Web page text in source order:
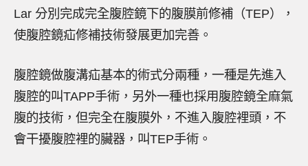
Lar 分別完成完全腹腔鏡下的腹膜前修補（TEP），
使腹腔鏡疝修補技術發展更加完善。
腹腔鏡做腹溝疝基本的術式分兩種，一種是先進入
腹腔的叫TAPP手術，另外一種也採用腹腔鏡全麻氣
腹的技術，但完全在腹膜外，不進入腹腔裡頭，不
會干擾腹腔裡的臟器，叫TEP手術。